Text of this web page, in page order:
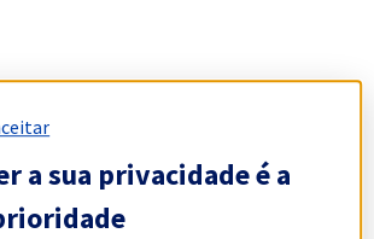
a sua privacidade é a